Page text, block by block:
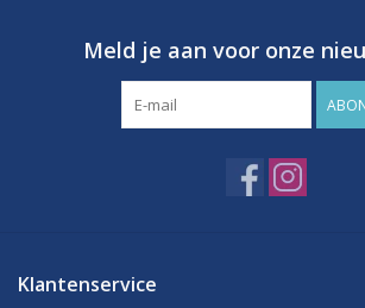
Meld je aan voor onze
Klantenservice